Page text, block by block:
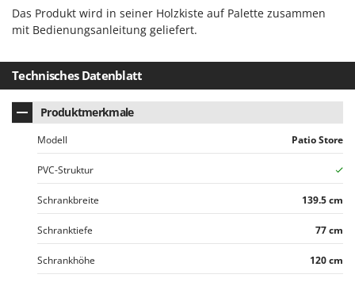
Vogelscheuchen - Vogelabwehr
Wasserpumpen für Traktoren
Wein- und Obstpressen
Wein- und Ölschichtenfilter
Weitere Produkte
Wiesenwalzen für Traktor
Wippsägen
Zerstäuber
KitchenAid
L
Laica
Lampacrescia - MGM
Landxcape
Lavor
Linea VZ
Lisam
Lotusgrill
Das Produkt wird in seiner Holzkiste auf Palette zusammen
mit Bedienungsanleitung geliefert.
Technisches Datenblatt
Produktmerkmale
Modell Patio Store
PVC-Struktur
Schrankbreite 139.5 cm
Schranktiefe 77 cm
Schrankhöhe 120 cm